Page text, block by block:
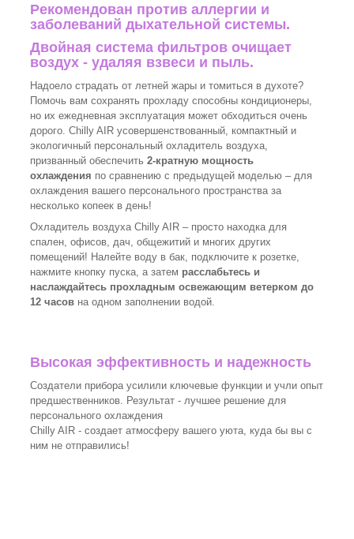
Рекомендован против аллергии и
заболеваний дыхательной системы.
Двойная система фильтров очищает
воздух - удаляя взвеси и пыль.
Надоело страдать от летней жары и томиться в духоте?
Помочь вам сохранять прохладу способны кондиционеры,
но их ежедневная эксплуатация может обходиться очень
дорого. Chilly AIR усовершенствованный, компактный и
экологичный персональный охладитель воздуха,
призванный обеспечить 2-кратную мощность
охлаждения по сравнению с предыдущей моделью – для
охлаждения вашего персонального пространства за
несколько копеек в день!
Охладитель воздуха Chilly AIR – просто находка для
спален, офисов, дач, общежитий и многих других
помещений! Налейте воду в бак, подключите к розетке,
нажмите кнопку пуска, а затем расслабьтесь и
наслаждайтесь прохладным освежающим ветерком до
12 часов на одном заполнении водой.
Высокая эффективность и надежность
Создатели прибора усилили ключевые функции и учли опыт
предшественников. Результат - лучшее решение для
персонального охлаждения
Chilly AIR - создает атмосферу вашего уюта, куда бы вы с
ним не отправились!